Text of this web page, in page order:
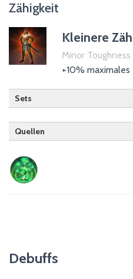
Zähigkeit
Kleinere
Minor Toughness
+10%
Sets
Quellen
Debuffs